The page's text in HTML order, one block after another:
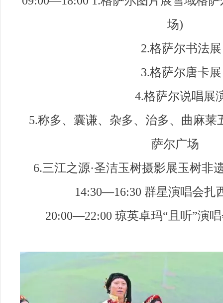
场)
2.格萨尔书法
3.格萨尔唐卡
4.格萨尔说唱展
5.称多、囊谦、杂多、治多、曲麻莱
萨尔广场
6.三江之源·圣洁玉树摄影展玉树非
14:30—16:30 群星演唱会扎
20:00—22:00 琼英卓玛“且听”演